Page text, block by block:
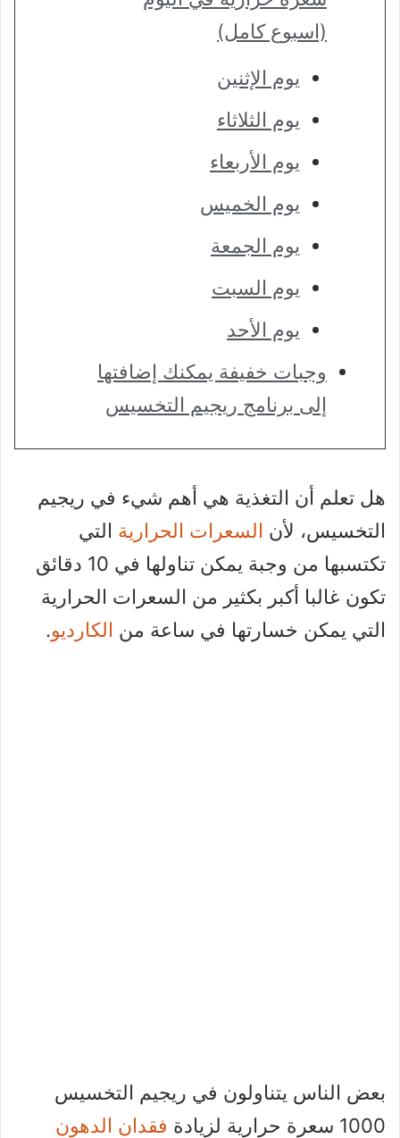
(اسبوع كامل)
يوم الإثنين
يوم الثلاثاء
يوم الأربعاء
يوم الخميس
يوم الجمعة
يوم السبت
يوم الأحد
وجبات خفيفة يمكنك إضافتها
إلى برنامج ريجيم التخسيس
هل تعلم أن التغذية هي أهم شيء في ريجيم
التخسيس، لأن السعرات الحرارية التي
تكتسبها من وجبة يمكن تناولها في 10 دقائق
تكون غالبا أكبر بكثير من السعرات الحرارية
التي يمكن خسارتها في ساعة من الكارديو.
بعض الناس يتناولون في ريجيم التخسيس
1000 سعرة حرارية لزيادة
فقدان الدهون